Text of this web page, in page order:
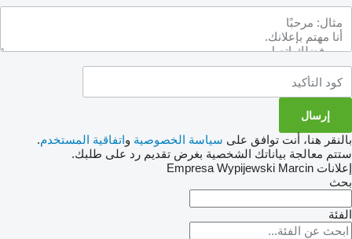
بالنقر هنا، أنت توافق على سياسة الخصوصية واتفاقية المستخدم.
ستتم معالجة بياناتك الشخصية بغرض تقديم رد على طلبك.
إعلانات Empresa Wypijewski Marcin
بحث
الفئة